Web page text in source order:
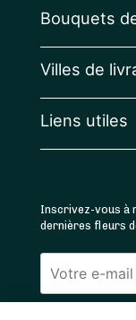
Bouquets
Villes de
Liens utiles
Inscrivez-vous à
dernières fleurs
Veuillez